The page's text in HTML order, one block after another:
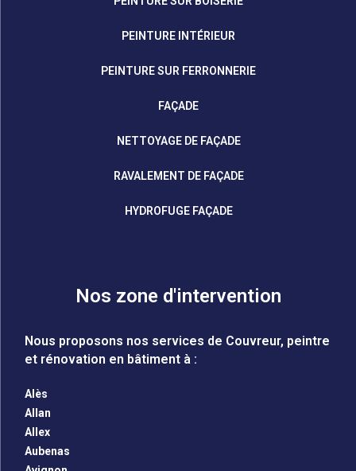
PEINTURE INTÉRIEUR
PEINTURE SUR FERRONNERIE
FAÇADE
NETTOYAGE DE FAÇADE
RAVALEMENT DE FAÇADE
HYDROFUGE FAÇADE
Nos zone d'intervention
Nous proposons nos services de Couvreur, peintre
et rénovation en bâtiment à :
Alès
Allan
Allex
Aubenas